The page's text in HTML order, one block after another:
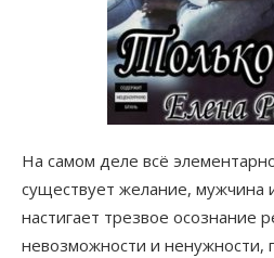
На самом деле всё
существует желание, мужчина
настигает трезвое осознание
невозможности и ненужности,